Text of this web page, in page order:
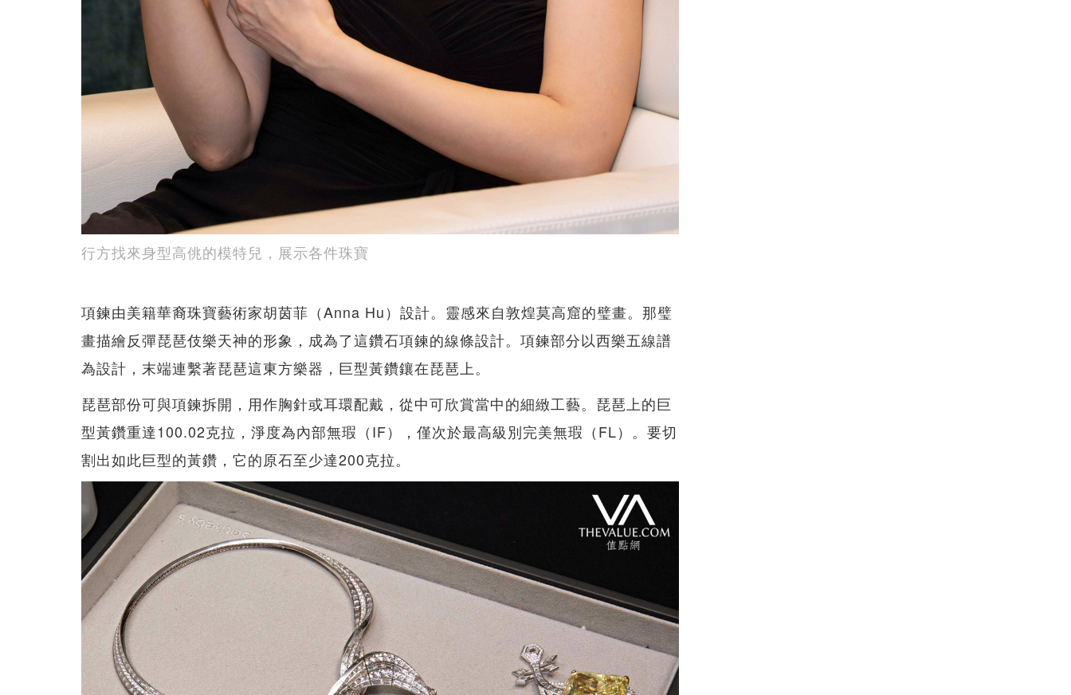
行方找來身型高佻的模特兒，展示各件珠寶
項鍊由美籍華裔珠寶藝術家胡茵菲（Anna Hu）設計。靈感來自敦煌莫高窟的璧畫。那璧
畫描繪反彈琵琶伎樂天神的形象，成為了這鑽石項鍊的線條設計。項鍊部分以西樂五線譜
為設計，末端連繫著琵琶這東方樂器，巨型黃鑽鑲在琵琶上。
琵琶部份可與項鍊拆開，用作胸針或耳環配戴，從中可欣賞當中的細緻工藝。琵琶上的巨
型黃鑽重達100.02克拉，淨度為內部無瑕（IF），僅次於最高級別完美無瑕（FL）。要切
割出如此巨型的黃鑽，它的原石至少達200克拉。